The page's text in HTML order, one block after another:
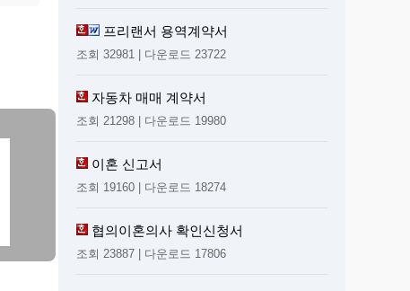
프리랜서 용역계약서
조회 32981 | 다운로드 23722
자동차 매매 계약서
조회 21298 | 다운로드 19980
이혼 신고서
조회 19160 | 다운로드 18274
협의이혼의사 확인신청서
조회 23887 | 다운로드 17806